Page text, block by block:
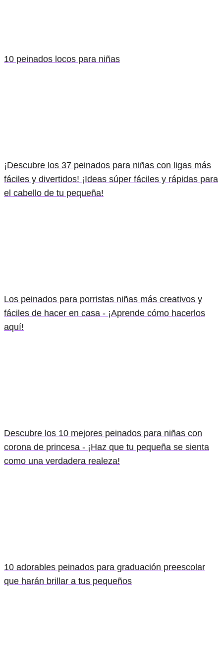
10 peinados locos para niñas
¡Descubre los 37 peinados para niñas con ligas más
fáciles y divertidos! ¡Ideas súper fáciles y rápidas para
el cabello de tu pequeña!
Los peinados para porristas niñas más creativos y
fáciles de hacer en casa - ¡Aprende cómo hacerlos
aquí!
Descubre los 10 mejores peinados para niñas con
corona de princesa - ¡Haz que tu pequeña se sienta
como una verdadera realeza!
10 adorables peinados para graduación preescolar
que harán brillar a tus pequeños